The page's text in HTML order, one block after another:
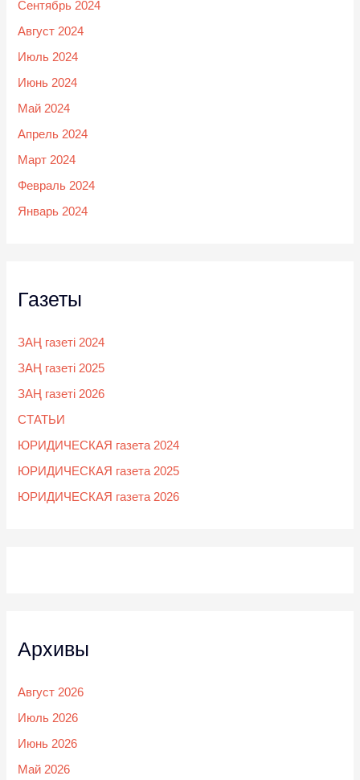
Сентябрь 2024
Август 2024
Июль 2024
Июнь 2024
Май 2024
Апрель 2024
Март 2024
Февраль 2024
Январь 2024
Газеты
ЗАҢ газеті 2024
ЗАҢ газеті 2025
ЗАҢ газеті 2026
СТАТЬИ
ЮРИДИЧЕСКАЯ газета 2024
ЮРИДИЧЕСКАЯ газета 2025
ЮРИДИЧЕСКАЯ газета 2026
Архивы
Август 2026
Июль 2026
Июнь 2026
Май 2026